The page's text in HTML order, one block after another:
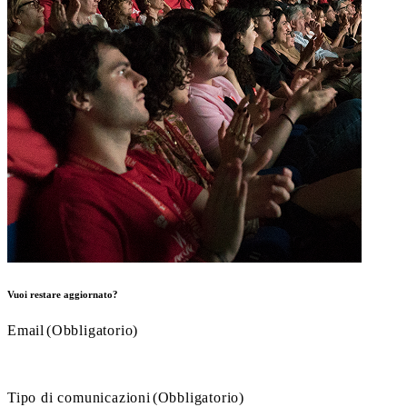
Vuoi restare aggiornato?
Email (Obbligatorio)
Tipo di comunicazioni (Obbligatorio)